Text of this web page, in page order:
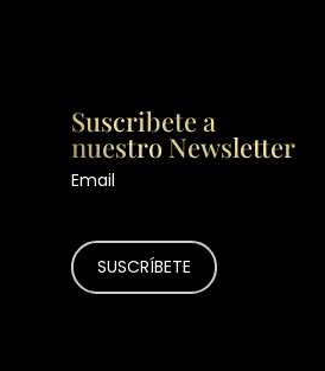
Suscribete a
nuestro Newsletter
Email